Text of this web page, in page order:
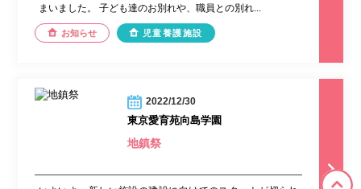
まいました。 子ども達のお別れや、職員との別れ...
お知らせ 児童養護施設
2022/12/30
東京愛育苑向島学園
地鎮祭